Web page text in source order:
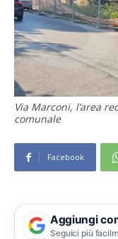
Via Marconi, l’area
comunale
Facebook
Aggiungi
Seguici più